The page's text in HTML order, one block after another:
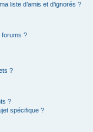
liste d’amis et d’ignorés ?
forums ?
?
?
spécifique ?